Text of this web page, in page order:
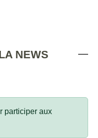
NEWS
participer aux